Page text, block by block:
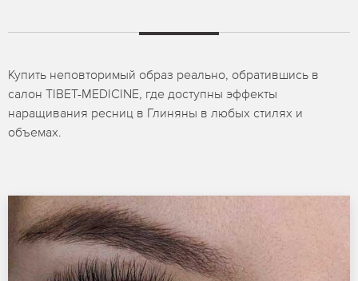
Купить неповторимый образ реально, обратившись в
салон TIBET-MEDICINE, где доступны эффекты
наращивания ресниц в Глиняны в любых стилях и
объемах.